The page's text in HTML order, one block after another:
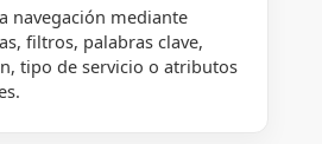
navegación mediante
filtros, palabras clave,
tipo de servicio o atributos